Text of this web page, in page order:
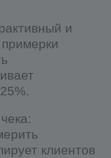
и
клиентов